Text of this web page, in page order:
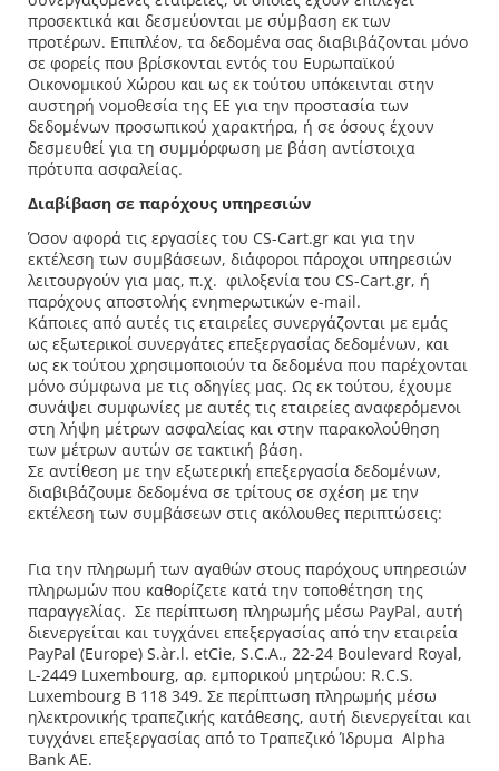
προσεκτικά και δεσμεύονται με σύμβαση εκ των
προτέρων. Επιπλέον, τα δεδομένα σας διαβιβάζονται μόνο
σε φορείς που βρίσκονται εντός του Ευρωπαϊκού
Οικονομικού Χώρου και ως εκ τούτου υπόκεινται στην
αυστηρή νομοθεσία της ΕΕ για την προστασία των
δεδομένων προσωπικού χαρακτήρα, ή σε όσους έχουν
δεσμευθεί για τη συμμόρφωση με βάση αντίστοιχα
πρότυπα ασφαλείας.
Διαβίβαση σε παρόχους υπηρεσιών
Όσον αφορά τις εργασίες του CS-Cart.gr και για την
εκτέλεση των συμβάσεων, διάφοροι πάροχοι υπηρεσιών
λειτουργούν για μας, π.χ. φιλοξενία του CS-Cart.gr, ή
παρόχους αποστολής ενηmeρωτικών e-mail.
Κάποιες από αυτές τις εταιρείες συνεργάζονται με εμάς
ως εξωτερικοί συνεργάτες επεξεργασίας δεδομένων, και
ως εκ τούτου χρησιμοποιούν τα δεδομένα που παρέχονται
μόνο σύμφωνα με τις οδηγίες μας. Ως εκ τούτου, έχουμε
συνάψει συμφωνίες με αυτές τις εταιρείες αναφερόμενοι
στη λήψη μέτρων ασφαλείας και στην παρακολούθηση
των μέτρων αυτών σε τακτική βάση.
Σε αντίθεση με την εξωτερική επεξεργασία δεδομένων,
διαβιβάζουμε δεδομένα σε τρίτους σε σχέση με την
εκτέλεση των συμβάσεων στις ακόλουθες περιπτώσεις:
Για την πληρωμή των αγαθών στους παρόχους υπηρεσιών
πληρωμών που καθορίζετε κατά την τοποθέτηση της
παραγγελίας. Σε περίπτωση πληρωμής μέσω PayPal, αυτή
διενεργείται και τυγχάνει επεξεργασίας από την εταιρεία
PayPal (Europe) S.àr.l. etCie, S.C.A., 22-24 Boulevard Royal,
L-2449 Luxembourg, αρ. εμπορικού μητρώου: R.C.S.
Luxembourg B 118 349. Σε περίπτωση πληρωμής μέσω
ηλεκτρονικής τραπεζικής κατάθεσης, αυτή διενεργείται και
τυγχάνει επεξεργασίας από τo Τραπεζικό Ίδρυμα Alpha
Bank ΑΕ.